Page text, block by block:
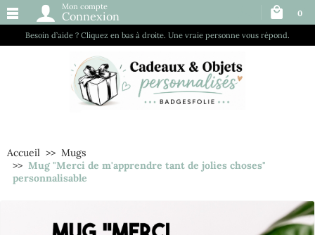
Besoin d’aide ? Cliquez en bas à droite. Une vraie personne vous répond.
Mon compte
Connexion 0
Accueil
Mugs
Mug "Merci de m'apprendre tant de jolies choses"
personnalisable